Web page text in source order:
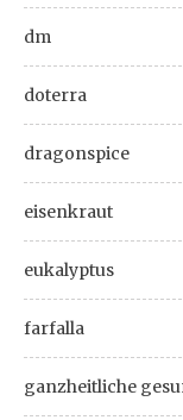
dm
doterra
dragonspice
eisenkraut
eukalyptus
farfalla
ganzheitliche